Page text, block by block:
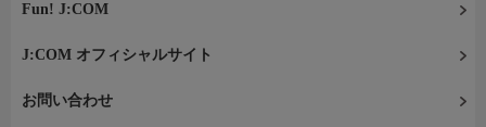
Fun! J:COM
J:COM オフィシャルサイト
お問い合わせ